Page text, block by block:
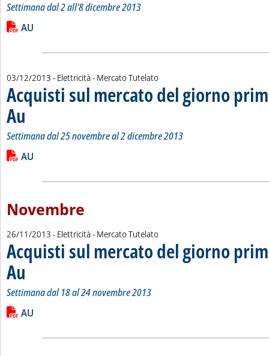
Settimana dal 2 all'8 dicembre 2013
Leggi tutta la notizia: 'Acquisti sul mercato del giorno prima
Lista allegati PDF alla notizia
AU
03/12/2013 - Elettricità - Mercato Tutelato
Acquisti sul mercato del giorno
Au . Sottotitolo: Settimana dal 25 novembre al 2 dicembre 2013
. Pubblicata martedì 03 dicembre 2013 alle 15.20.
Settimana dal 25 novembre al 2 dicembre 2013
Leggi tutta la notizia: 'Acquisti sul mercato del giorno prima
Lista allegati PDF alla notizia
AU
Novembre
26/11/2013 - Elettricità - Mercato Tutelato
Acquisti sul mercato del giorno
Au . Sottotitolo: Settimana dal 18 al 24 novembre 2013
. Pubblicata martedì 26 novembre 2013 alle 15.26.
Settimana dal 18 al 24 novembre 2013
Leggi tutta la notizia: 'Acquisti sul mercato del giorno prima
Lista allegati PDF alla notizia
AU